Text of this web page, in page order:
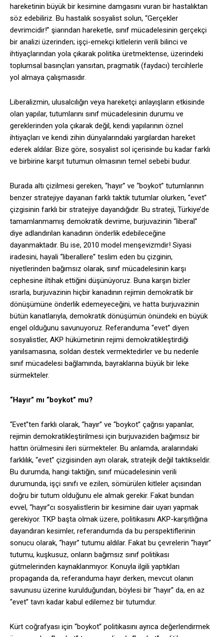
hareketinin büyük bir kesimine damgasını vuran bir hastalıktan
söz edebiliriz. Bu hastalık sosyalist solun, “Gerçekler
devrimcidir!” şiarından hareketle, sınıf mücadelesinin gerçekçi
bir analizi üzerinden; işçi-emekçi kitlelerin verili bilinci ve
ihtiyaçlarından yola çıkarak politika üretmektense, üzerindeki
toplumsal basınçları yansıtan, pragmatik (faydacı) tercihlerle
yol almaya çalışmasıdır.
Liberalizmin, ulusalcılığın veya hareketçi anlayışların etkisinde
olan yapılar, tutumlarını sınıf mücadelesinin durumu ve
gereklerinden yola çıkarak değil, kendi yapılarının öznel
ihtiyaçları ve kendi zihin dünyalarındaki yargılardan hareket
ederek aldılar. Bize göre, sosyalist sol içerisinde bu kadar farklı
ve birbirine karşıt tutumun olmasının temel sebebi budur.
Burada altı çizilmesi gereken, “hayır” ve “boykot” tutumlarının
benzer stratejiye dayanan farklı taktik tutumlar olurken, “evet”
çizgisinin farklı bir stratejiye dayandığıdır. Bu strateji, Türkiye’de
tamamlanmamış demokratik devrime, burjuvazinin “liberal”
diye adlandırılan kanadının önderlik edebileceğine
dayanmaktadır. Bu ise, 2010 model menşevizmdir! Siyasi
iradesini, hayali “liberallere” teslim eden bu çizginin,
niyetlerinden bağımsız olarak, sınıf mücadelesinin karşı
cephesine iltihak ettiğini düşünüyoruz. Buna karşın bizler
ısrarla, burjuvazinin hiçbir kanadının rejimin demokratik bir
dönüşümüne önderlik edemeyeceğini, ve hatta burjuvazinin
bütün kanatlarıyla, demokratik dönüşümün önündeki en büyük
engel olduğunu savunuyoruz. Referanduma “evet” diyen
sosyalistler, AKP hükümetinin rejimi demokratikleştirdiği
yanılsamasına, soldan destek vermektedirler ve bu nedenle
sınıf mücadelesi bağlamında, bayraklarına büyük bir leke
sürmekteler.
“Hayır” mı “boykot” mu?
“Evet”ten farklı olarak, “hayır” ve “boykot” çağrısı yapanlar,
rejimin demokratikleştirilmesi için burjuvaziden bağımsız bir
hattın örülmesini ileri sürmekteler. Bu anlamda, aralarındaki
farklılık, “evet” çizgisinden ayrı olarak, stratejik değil taktikseldir.
Bu durumda, hangi taktiğin, sınıf mücadelesinin verili
durumunda, işçi sınıfı ve ezilen, sömürülen kitleler açısından
doğru bir tutum olduğunu ele almak gerekir. Fakat bundan
evvel, “hayır”cı sosyalistlerin bir kesimine dair uyarı yapmak
gerekiyor. TKP başta olmak üzere, politikasını AKP-karşıtlığına
dayandıran kesimler, referandumda da bu perspektiflerinin
sonucu olarak, “hayır” tutumu aldılar. Fakat bu çevrelerin “hayır”
tutumu, kuşkusuz, onların bağımsız sınıf politikası
gütmelerinden kaynaklanmıyor. Konuyla ilgili yaptıkları
propaganda da, referanduma hayır derken, mevcut olanın
savunusu üzerine kurulduğundan, böylesi bir “hayır” da, en az
“evet” tavrı kadar kabul edilemez bir tutumdur.
Kürt coğrafyası için “boykot” politikasını ayrıca değerlendirmek